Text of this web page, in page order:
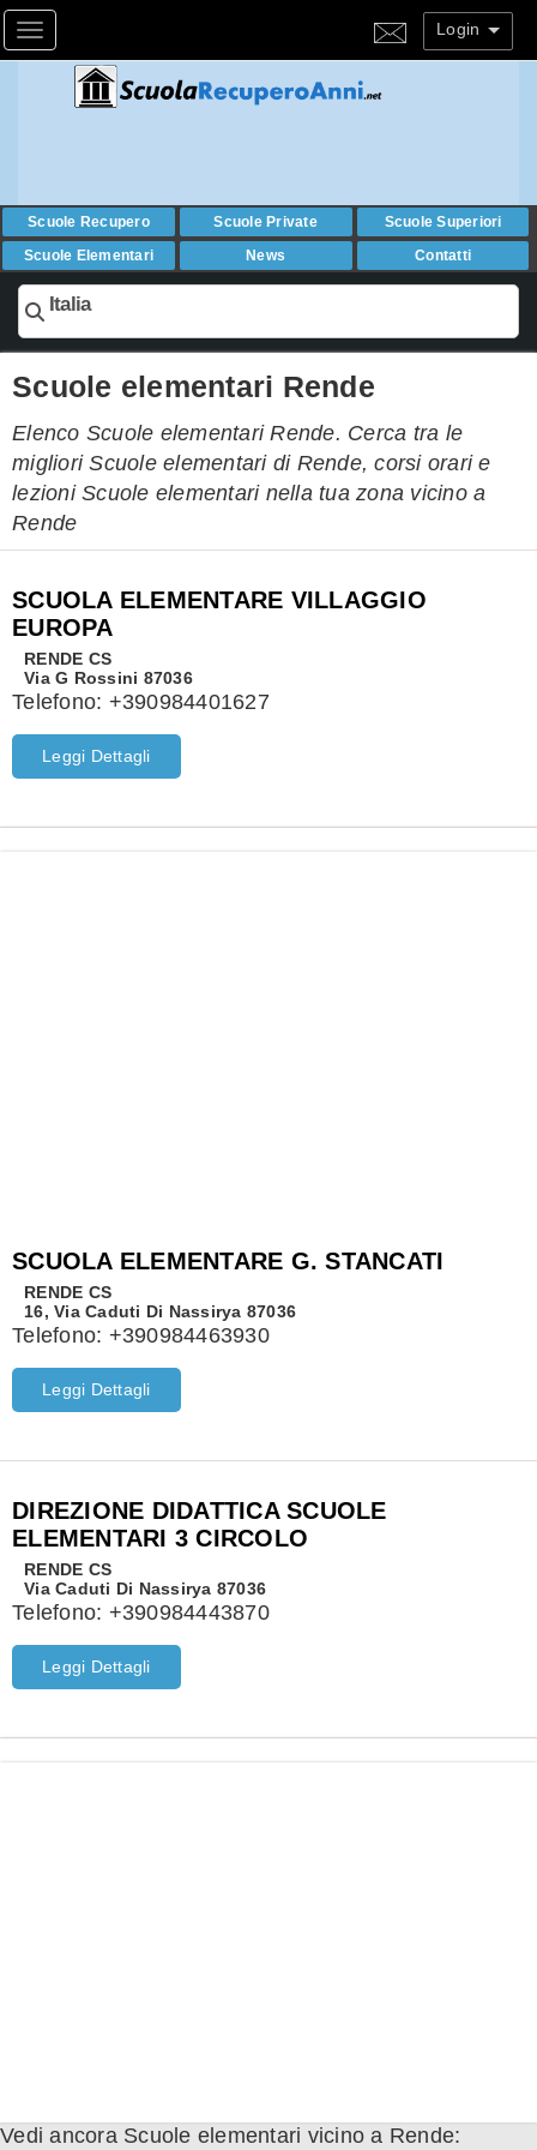
Toggle navigation Login
Scuole Recupero Scuole Private
Scuole Superiori
Scuole Elementari
News Contatti
Italia
Scuole elementari Rende
Elenco Scuole elementari Rende. Cerca tra le
migliori Scuole elementari di Rende, corsi orari e
lezioni Scuole elementari nella tua zona vicino a
Rende
SCUOLA ELEMENTARE VILLAGGIO
EUROPA
RENDE CS
Via G Rossini 87036
Telefono: +390984401627
Leggi Dettagli
SCUOLA ELEMENTARE G. STANCATI
RENDE CS
16, Via Caduti Di Nassirya 87036
Telefono: +390984463930
Leggi Dettagli
DIREZIONE DIDATTICA SCUOLE
ELEMENTARI 3 CIRCOLO
RENDE CS
Via Caduti Di Nassirya 87036
Telefono: +390984443870
Leggi Dettagli
Vedi ancora Scuole elementari vicino a Rende: